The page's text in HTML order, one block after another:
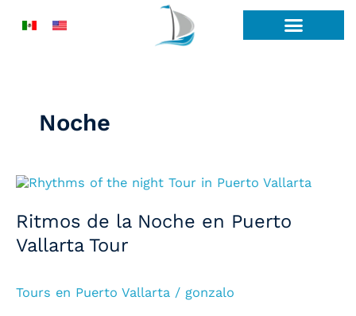
Noche
Ritmos de la Noche en Puerto
Vallarta​ Tour
Tours en Puerto Vallarta / gonzalo
Ritmos
Noche
en
Puerto
Tour